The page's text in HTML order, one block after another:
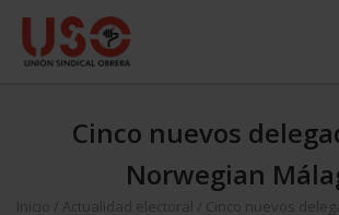
Cinco nuevos
Norwegian
Inicio Actualidad electoral
Cinco nuevos